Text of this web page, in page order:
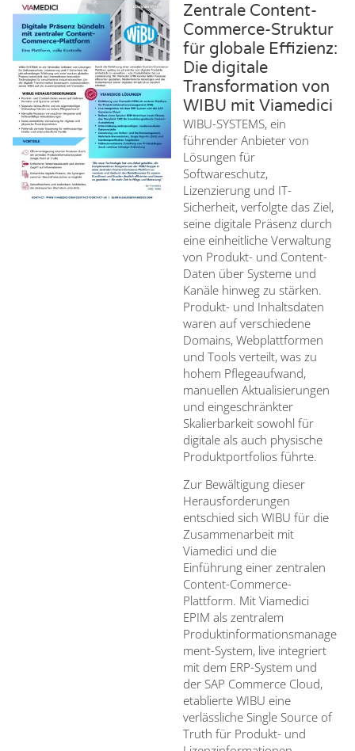
Zentrale Content-
Commerce-Struktur
für globale Effizienz:
Die digitale
Transformation von
WIBU mit Viamedici
WIBU-SYSTEMS, ein
führender Anbieter von
Lösungen für
Softwareschutz,
Lizenzierung und IT-
Sicherheit, verfolgte das Ziel,
seine digitale Präsenz durch
eine einheitliche Verwaltung
von Produkt- und Content-
Daten über Systeme und
Kanäle hinweg zu stärken.
Produkt- und Inhaltsdaten
waren auf verschiedene
Domains, Webplattformen
und Tools verteilt, was zu
hohem Pflegeaufwand,
manuellen Aktualisierungen
und eingeschränkter
Skalierbarkeit sowohl für
digitale als auch physische
Produktportfolios führte.
Zur Bewältigung dieser
Herausforderungen
entschied sich WIBU für die
Zusammenarbeit mit
Viamedici und die
Einführung einer zentralen
Content-Commerce-
Plattform. Mit Viamedici
EPIM als zentralem
Produktinformationsmanage
ment-System, live integriert
mit dem ERP-System und
der SAP Commerce Cloud,
etablierte WIBU eine
verlässliche Single Source of
Truth für Produkt- und